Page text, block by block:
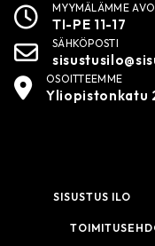
MYYMÄLÄMME
TI-PE 11-17
SÄHKÖPOSTI
OSOITTEEMME
Yliopistonkatu
SISUSTUS ILO